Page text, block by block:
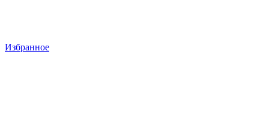
Избранное